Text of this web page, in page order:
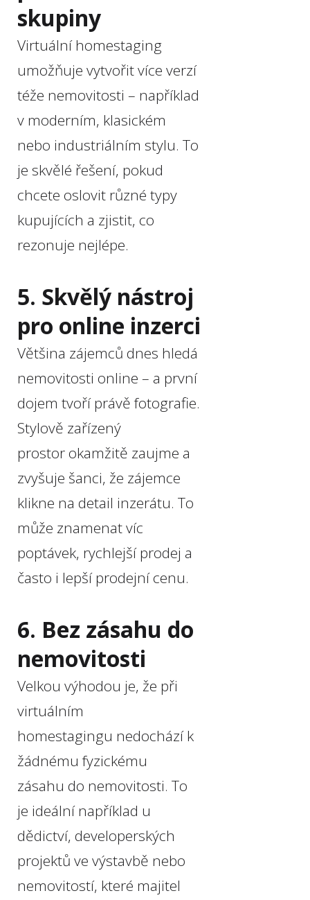
skupiny
Virtuální homestaging
umožňuje vytvořit více verzí
téže nemovitosti – například
v moderním, klasickém
nebo industriálním stylu. To
je skvělé řešení, pokud
chcete oslovit různé typy
kupujících a zjistit, co
rezonuje nejlépe.
5. Skvělý nástroj
pro online inzerci
Většina zájemců dnes hledá
nemovitosti online – a první
dojem tvoří právě fotografie.
Stylově zařízený
prostor okamžitě zaujme a
zvyšuje šanci, že zájemce
klikne na detail inzerátu. To
může znamenat víc
poptávek, rychlejší prodej a
často i lepší prodejní cenu.
6. Bez zásahu do
nemovitosti
Velkou výhodou je, že při
virtuálním
homestagingu nedochází k
žádnému fyzickému
zásahu do nemovitosti. To
je ideální například u
dědictví, developerských
projektů ve výstavbě nebo
nemovitostí, které majitel